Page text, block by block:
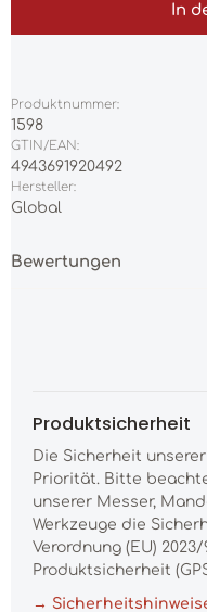
In
Produktnummer:
1598
GTIN/EAN:
4943691920492
Hersteller:
Global
Bewertungen
Produktsicherheit
Die Sicherheit
Priorität. Bitte
unserer Messer,
Werkzeuge die
Verordnung (EU)
Produktsicherheit
→